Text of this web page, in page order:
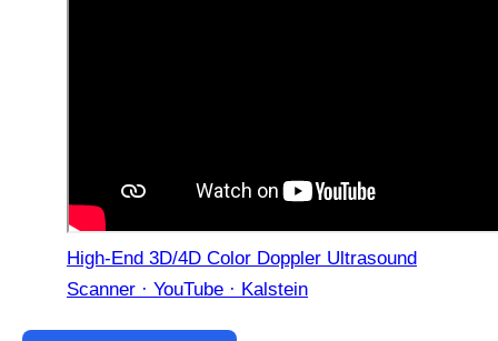
High-End 3D/4D Color Doppler Ultrasound
Scanner · YouTube · Kalstein